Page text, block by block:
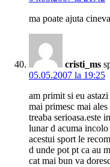
ma poate ajuta
cristi_ms
05.05.2007 la 19:25
am primit si eu
mai primesc mai
treaba serioasa.este
lunar d acuma
acestui sport le
d unde pot pt ca au
cat mai bun va